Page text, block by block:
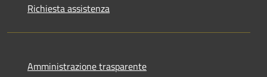
Richiesta assistenza
Amministrazione trasparente